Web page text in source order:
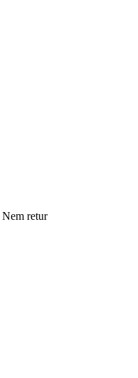
Nem retur